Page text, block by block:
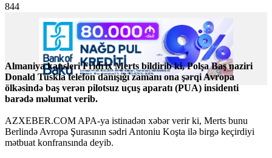
844
Almaniya kansleri Fridrix Merts bildirib ki, Polşa Baş naziri
Donald Tuskla telefon danışığı zamanı ona şərqi Avropa
ölkəsində baş verən pilotsuz uçuş aparatı (PUA) insidenti
barədə məlumat verib.
AZXEBER.COM APA-ya istinadən xəbər verir ki, Merts bunu
Berlində Avropa Şurasının sədri Antoniu Koşta ilə birgə keçirdiyi
mətbuat konfransında deyib.